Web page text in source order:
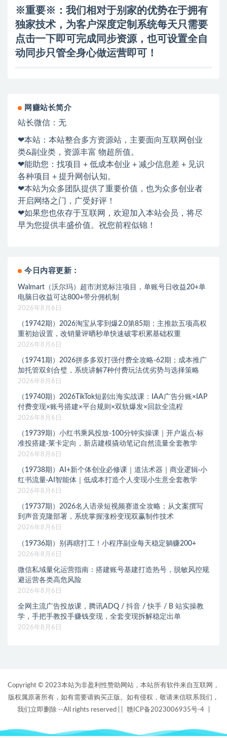
※重要※ ：我们相对于别家的优势在于拥有
独家技术，为客户深度定制系统每天只需要
点击一下即可完成同步资源，也可设置全自
动同步只管全身心做运营即可！
网赚站长简介
站长微信：无
❤本站：本站整合多方资源站，主要面向互联网创业
类&副业类，资源丰富 物超所值。
❤能助您：找项目 + 低成本创业 + 减少信息差 + 见识
各种项目 + 提升网创认知。
❤本站为众多团队提供了重要价值，也为众多创业者
开启网络之门，广受好评！
❤如果您也依存于互联网，欢迎加入本站会员，将尽
早为您提供丰盛价值。祝您前程似锦！
今日内容更新：
Walmart（沃尔玛）超市浏览标注项目，单账号日收益20+单
电脑日收益可达800+带分佣机制
2026年8月6日
（19742期）2026淘宝从零到爆2.0第85期；主推款五项高权
重初始设置，改销量评晒秒单快速破零积累基础权重
2026年8月6日
（19741期）2026拼多多双打强付费全攻略-62期；成本推广
加托管双剑合璧，系统讲解7种付费玩法优劣势与选择策略
2026年8月6日
（19740期）2026TikTok短剧出海实战课：IAA广告分账×IAP
付费变现×账号搭建×平台规则×双轨爆发×回款全流程
2026年8月6日
（19739期）小红书乘风投放-100分钟实操课｜开户返点·标
准投搭建·莱卡定向，新店建模撬动笔记自然流量全套教学
2026年8月6日
（19738期）AI+新个体创业必修课｜道法术器｜商业逻辑·小
红书流量·AI智能体｜低成本打造个人变现小生意全套教学
2026年8月6日
（19737期）2026名人语录短视频赛道全攻略；从文案撰写
到声音克隆部署，系统掌握涨粉变现双赢制作技术
2026年8月6日
（19736期）别再瞎打工！小程序副业每天稳定躺赚200+
2026年8月6日
微信私域量化运营指南：搭建账号基建打造热号，脱敏风控规
避运营各类高危风险
2026年8月6日
全网主流广告投放课，腾讯ADQ / 抖音 / 快手 / B 站实操教
学，手把手教投手赚钱变现，全套变现拆解稳定出单
2026年8月6日
Copyright © 2023本站为非盈利性赞助网站，本站所有软件来自互联网，
版权属原著所有，如有需要请购买正版。如有侵权，敬请来信联系我们，
我们立即删除 --All rights reserved |
赣ICP备2023006935号-4